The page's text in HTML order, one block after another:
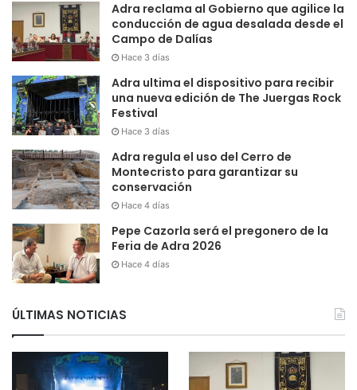
Adra reclama al Gobierno que agilice la
conducción de agua desalada desde el
Campo de Dalías
Hace 3 días
Adra ultima el dispositivo para recibir
una nueva edición de The Juergas Rock
Festival
Hace 3 días
Adra regula el uso del Cerro de
Montecristo para garantizar su
conservación
Hace 4 días
Pepe Cazorla será el pregonero de la
Feria de Adra 2026
Hace 4 días
ÚLTIMAS NOTICIAS